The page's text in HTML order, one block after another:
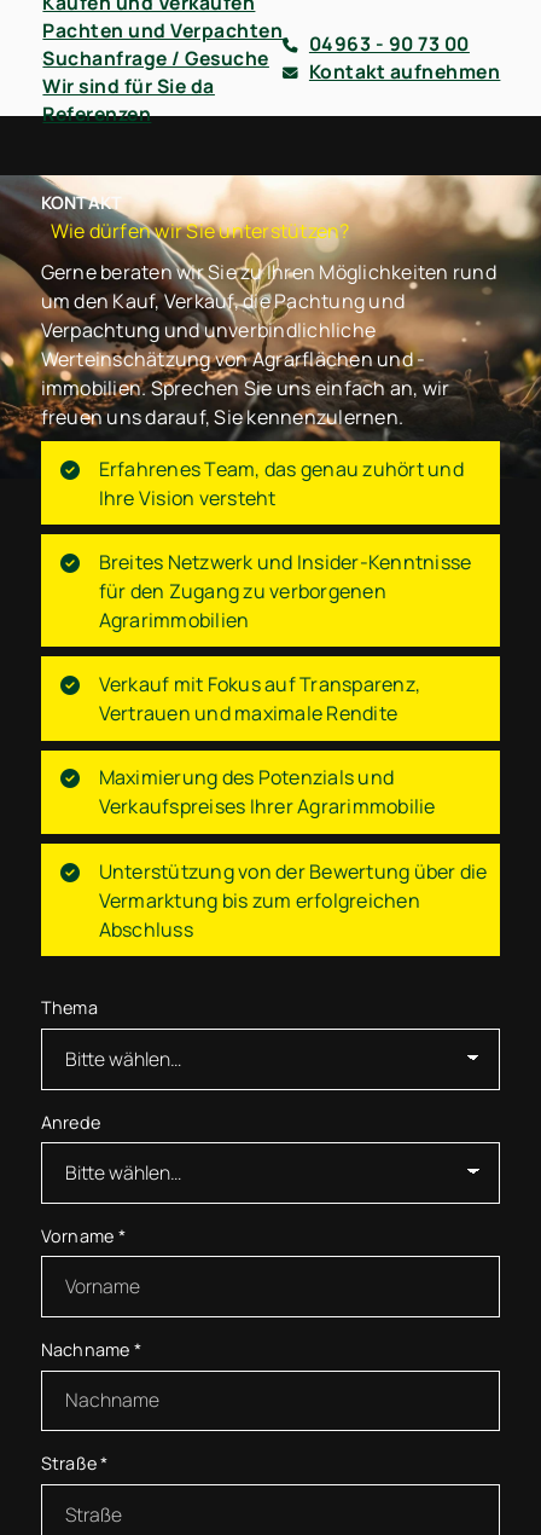
Pachten und Verpachten
Suchanfrage / Gesuche
Wir sind für Sie da
Referenzen
04963 - 90 73 00
Kontakt aufnehmen
KONTAKT
Wie dürfen wir Sie unterstützen?
Gerne beraten wir Sie zu Ihren Möglichkeiten rund
um den Kauf, Verkauf, die Pachtung und
Verpachtung und unverbindlichliche
Werteinschätzung von Agrarflächen und -
immobilien. Sprechen Sie uns einfach an, wir
freuen uns darauf, Sie kennenzulernen.
Erfahrenes Team, das genau zuhört und
Ihre Vision versteht
Breites Netzwerk und Insider-Kenntnisse
für den Zugang zu verborgenen
Agrarimmobilien
Verkauf mit Fokus auf Transparenz,
Vertrauen und maximale Rendite
Maximierung des Potenzials und
Verkaufspreises Ihrer Agrarimmobilie
Unterstützung von der Bewertung über die
Vermarktung bis zum erfolgreichen
Abschluss
Thema
Anrede
Vorname *
Nachname *
Straße*